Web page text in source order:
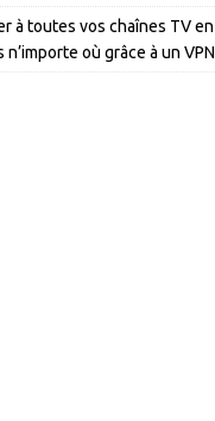
à toutes vos chaînes TV en
où grâce à un VPN